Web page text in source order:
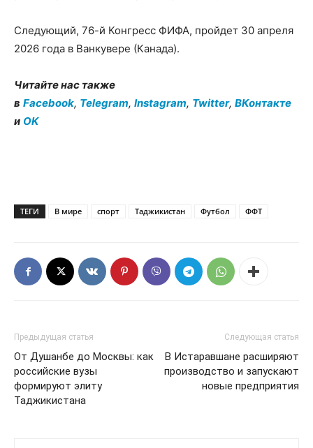
Следующий, 76-й Конгресс ФИФА, пройдет 30 апреля
2026 года в Ванкувере (Канада).
Читайте нас также
в Facebook, Telegram, Instagram, Twitter, ВКонтакте
и OK
ТЕГИ В мире спорт Таджикистан Футбол ФФТ
Предыдущая статья
От Душанбе до Москвы: как
российские вузы
формируют элиту
Таджикистана
Следующая статья
В Истаравшане расширяют
производство и запускают
новые предприятия